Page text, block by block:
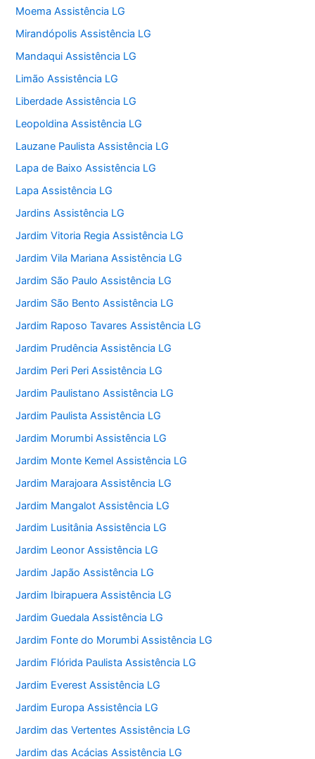
Moema Assistência LG
Mirandópolis Assistência LG
Mandaqui Assistência LG
Limão Assistência LG
Liberdade Assistência LG
Leopoldina Assistência LG
Lauzane Paulista Assistência LG
Lapa de Baixo Assistência LG
Lapa Assistência LG
Jardins Assistência LG
Jardim Vitoria Regia Assistência LG
Jardim Vila Mariana Assistência LG
Jardim São Paulo Assistência LG
Jardim São Bento Assistência LG
Jardim Raposo Tavares Assistência LG
Jardim Prudência Assistência LG
Jardim Peri Peri Assistência LG
Jardim Paulistano Assistência LG
Jardim Paulista Assistência LG
Jardim Morumbi Assistência LG
Jardim Monte Kemel Assistência LG
Jardim Marajoara Assistência LG
Jardim Mangalot Assistência LG
Jardim Lusitânia Assistência LG
Jardim Leonor Assistência LG
Jardim Japão Assistência LG
Jardim Ibirapuera Assistência LG
Jardim Guedala Assistência LG
Jardim Fonte do Morumbi Assistência LG
Jardim Flórida Paulista Assistência LG
Jardim Everest Assistência LG
Jardim Europa Assistência LG
Jardim das Vertentes Assistência LG
Jardim das Acácias Assistência LG